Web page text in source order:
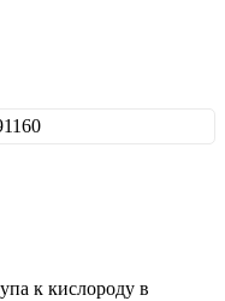
к кислороду в